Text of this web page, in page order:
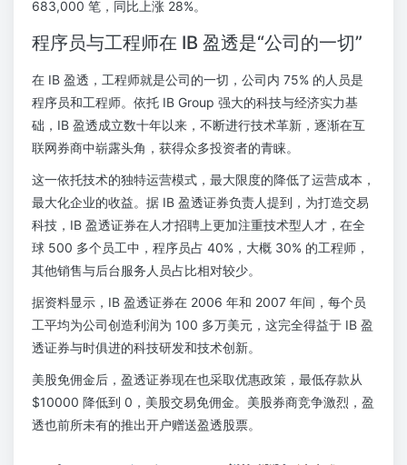
683,000 笔，同比上涨 28%。
程序员与工程师在 IB 盈透是“公司的一切”
在 IB 盈透，工程师就是公司的一切，公司内 75% 的人员是
程序员和工程师。依托 IB Group 强大的科技与经济实力基
础，IB 盈透成立数十年以来，不断进行技术革新，逐渐在互
联网券商中崭露头角，获得众多投资者的青睐。
这一依托技术的独特运营模式，最大限度的降低了运营成本，
最大化企业的收益。据 IB 盈透证券负责人提到，为打造交易
科技，IB 盈透证券在人才招聘上更加注重技术型人才，在全
球 500 多个员工中，程序员占 40%，大概 30% 的工程师，
其他销售与后台服务人员占比相对较少。
据资料显示，IB 盈透证券在 2006 年和 2007 年间，每个员
工平均为公司创造利润为 100 多万美元，这完全得益于 IB 盈
透证券与时俱进的科技研发和技术创新。
美股免佣金后，盈透证券现在也采取优惠政策，最低存款从
$10000 降低到 0，美股交易免佣金。美股券商竞争激烈，盈
透也前所未有的推出开户赠送盈透股票。